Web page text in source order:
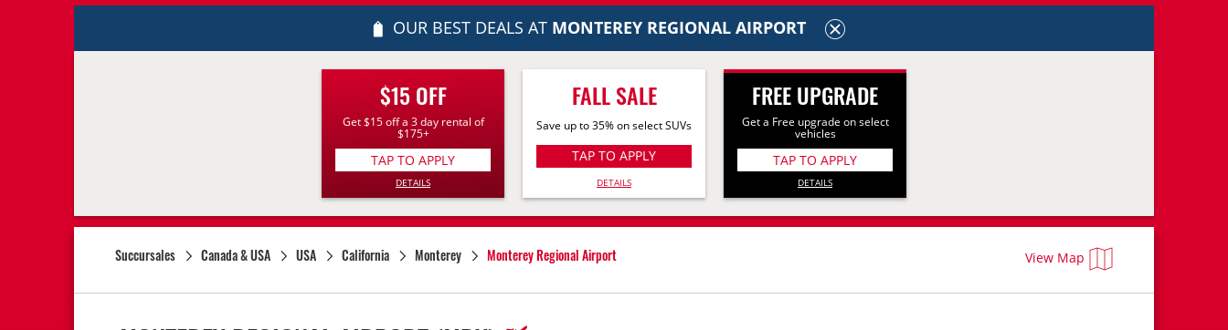
OUR BEST DEALS AT MONTEREY REGIONAL AIRPORT
$15 OFF
Get $15 off a 3 day rental of
$175+
TAP TO APPLY
DETAILS
FALL SALE
Save up to 35% on select SUVs
TAP TO APPLY
DETAILS
FREE UPGRADE
Get a Free upgrade on select
vehicles
TAP TO APPLY
DETAILS
Succursales Canada & USA USA California Monterey Monterey Regional Airport View Map